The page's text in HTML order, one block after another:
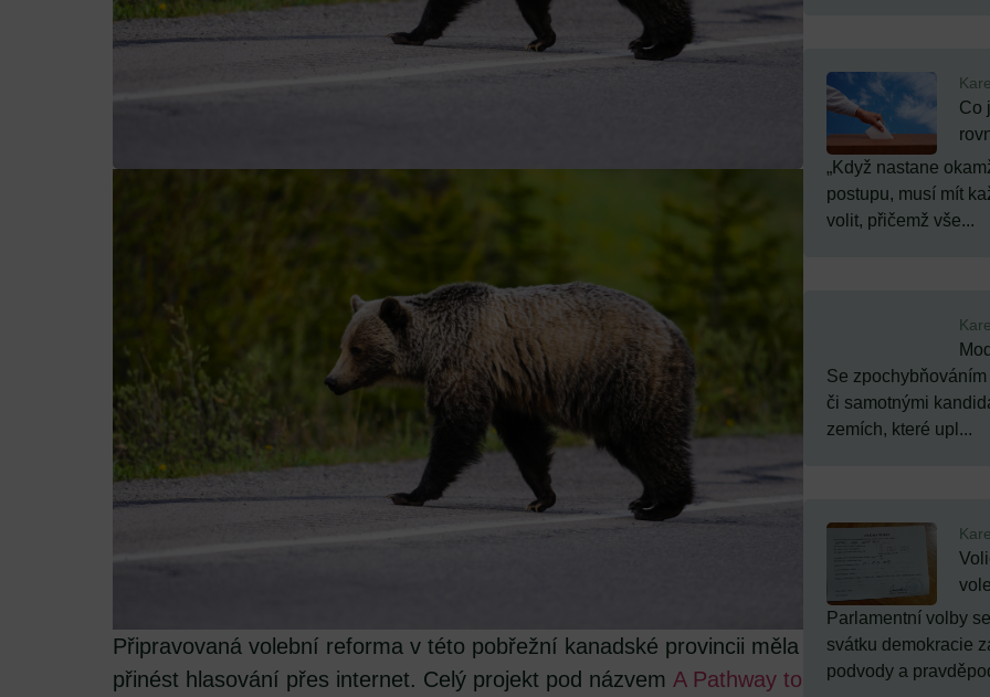
Připravovaná volební reforma v této pobřežní kanadské provincii měla
přinést hlasování přes internet. Celý projekt pod názvem A Pathway to
Co
„Když nastane
postupu, musí mít
volit, přičemž vše...
Se
či samotnými
zemích, které upl...
Parlamentní volby
svátku demokracie
podvody a